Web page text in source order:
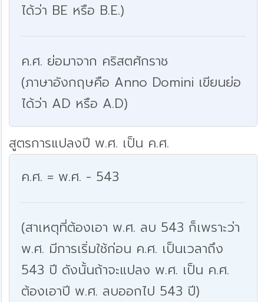
ได้ว่า BE หรือ B.E.)
ค.ศ. ย่อมาจาก คริสตศักราช
(ภาษาอังกฤษคือ Anno Domini เขียนย่อ
ได้ว่า AD หรือ A.D)
สูตรการแปลงปี พ.ศ. เป็น ค.ศ.
ค.ศ. = พ.ศ. - 543
(สาเหตุที่ต้องเอา พ.ศ. ลบ 543 ก็เพราะว่า
พ.ศ. มีการเริ่มใช้ก่อน ค.ศ. เป็นเวลาถึง
543 ปี ดังนั้นถ้าจะแปลง พ.ศ. เป็น ค.ศ.
ต้องเอาปี พ.ศ. ลบออกไป 543 ปี)